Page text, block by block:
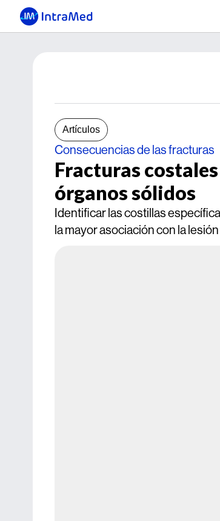
Artículos
Consecuencias de las fracturas
Fracturas
órganos sólidos
Identificar las costillas
la mayor asociación con la